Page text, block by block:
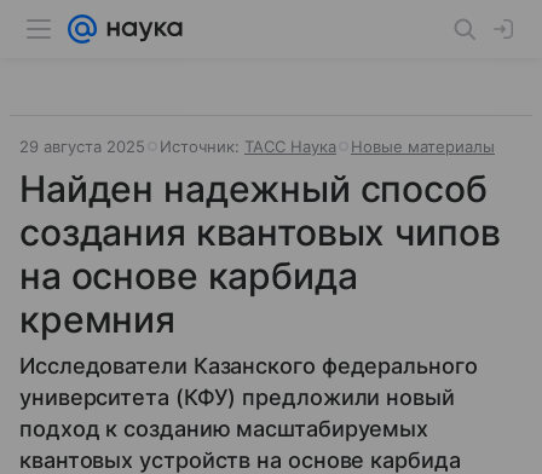
29 августа 2025 Источник: ТАСС Наука Новые материалы
Найден надежный способ
создания квантовых чипов
на основе карбида
кремния
Исследователи Казанского федерального
университета (КФУ) предложили новый
подход к созданию масштабируемых
квантовых устройств на основе карбида